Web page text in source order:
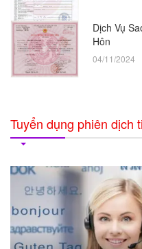
Dịch Vụ
Hôn
04/11/2024
Tuyển dụng phiên dịch